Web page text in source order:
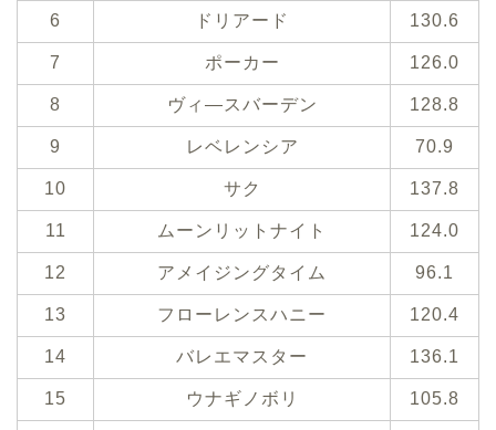
6 ドリアード 130.6
7 ポーカー 126.0
8 ヴィ―スバーデン 128.8
9 レベレンシア 70.9
10 サク 137.8
11 ムーンリットナイト 124.0
12 アメイジングタイム 96.1
13 フローレンスハニー 120.4
14 バレエマスター 136.1
15 ウナギノボリ 105.8